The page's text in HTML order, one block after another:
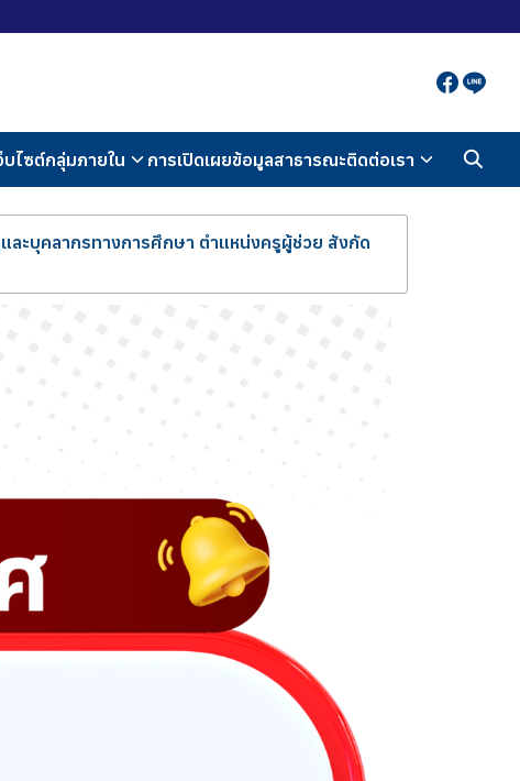
บไซต์กลุ่มภายใน การเปิดเผยข้อมูลสาธารณะติดต่อเรา
ละบุคลากรทางการศึกษา ตำแหน่งครูผู้ช่วย สังกัด